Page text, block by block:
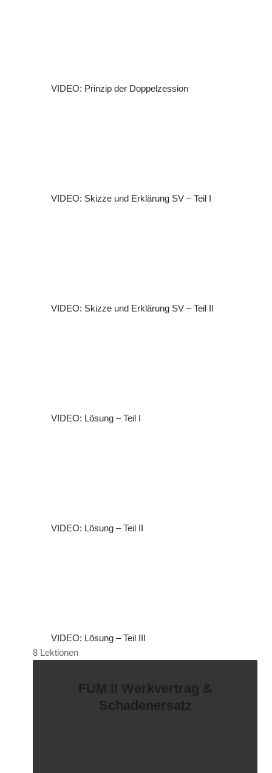
VIDEO: Prinzip der Doppelzession
VIDEO: Skizze und Erklärung SV – Teil I
VIDEO: Skizze und Erklärung SV – Teil II
VIDEO: Lösung – Teil I
VIDEO: Lösung – Teil II
VIDEO: Lösung – Teil III
8 Lektionen
FÜM II Werkvertrag &
Schadenersatz